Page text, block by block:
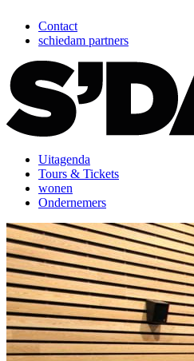
Contact
schiedam partners
Uitagenda
Tours & Tickets
wonen
Ondernemers